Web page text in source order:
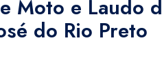
Moto e Laudo
do Rio Preto